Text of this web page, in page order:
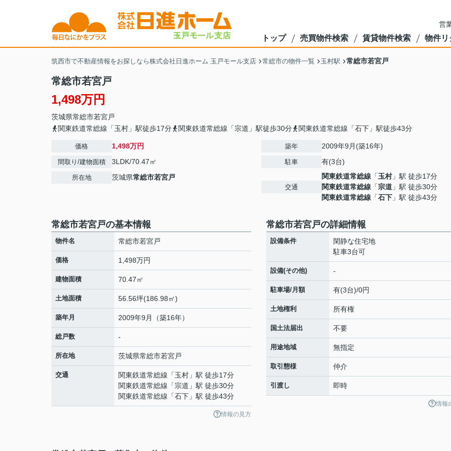
営
トップ 売買物件検索 賃貸物件検索 物件リ
筑西市で不動産情報をお探しなら株式会社日進ホーム 玉戸モール支店 常総市の物件一覧 玉村駅 常総市若宮戸
常総市若宮戸
1,498万円
茨城県常総市若宮戸
関東鉄道常総線「玉村」駅徒歩17分
関東鉄道常総線「宗道」駅徒歩30分 関東鉄道常総線「石下」駅徒歩43分
価格 1,498万円
間取り/建物面積 3LDK/70.47㎡
所在地 茨城県常総市若宮戸
築年 2009年9月(築16年)
駐車 有(3台)
交通
関東鉄道常総線 「玉村」駅 徒歩17分
関東鉄道常総線 「宗道 」駅 徒歩30分
関東鉄道常総線 「石下 」駅 徒歩43分
常総市若宮戸の基本情報
物件名 常総市若宮戸
価格 1,498万円
建物面積 70.47㎡
土地面積 56.56坪(186.98㎡)
築年月 2009年9月（築16年）
総戸数 -
所在地 茨城県常総市若宮戸
交通 関東鉄道常総線 「玉村 」駅 徒歩17分
関東鉄道常総線 「宗道 」駅 徒歩30分
関東鉄道常総線 「石下 」駅 徒歩43分
情報の見方
常総市若宮戸の詳細情報
設備条件
閑静な住宅地
駐車3台可
設備(その他) -
駐車場/月額 有(3台)/0円
土地権利 所有権
国土法届出 不要
用途地域 無指定
取引態様 仲介
引渡し 即時
情報